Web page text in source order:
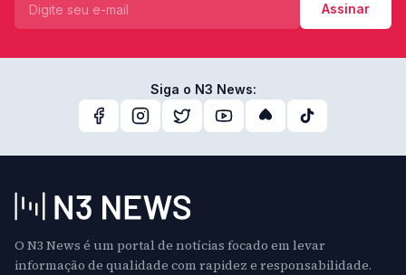
Assinar
Siga o N3 News:
O N3 News é um portal de notícias focado em levar
informação de qualidade com rapidez e responsabilidade.